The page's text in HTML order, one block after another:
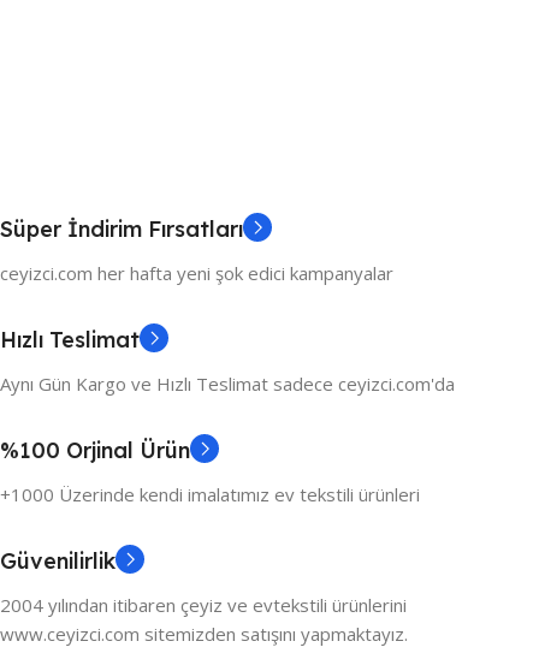
Süper İndirim Fırsatları
ceyizci.com her hafta yeni şok edici kampanyalar
Hızlı Teslimat
Aynı Gün Kargo ve Hızlı Teslimat sadece ceyizci.com'da
%100 Orjinal Ürün
+1000 Üzerinde kendi imalatımız ev tekstili ürünleri
Güvenilirlik
2004 yılından itibaren çeyiz ve evtekstili ürünlerini
www.ceyizci.com sitemizden satışını yapmaktayız.